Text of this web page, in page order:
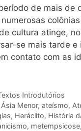
de mais de
cultura atinge,
se mais tarde e
contato com as
Introdutórios
Ásia Menor, ateísmo,
, Heráclito, História
, metempsicose,